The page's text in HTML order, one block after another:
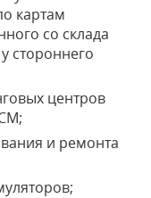
картам
со склада
стороннего
центров
и ремонта